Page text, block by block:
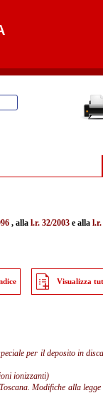
, alla l.r. 32/2003 e alla l.r.
Visualizza
per il deposito in
ionizzanti)
Modifiche alla